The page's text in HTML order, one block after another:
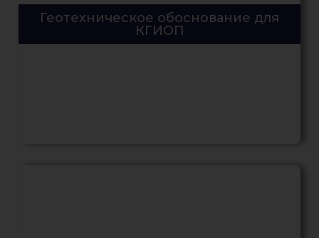
Геотехническое обоснование для
КГИОП